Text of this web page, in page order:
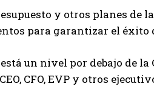
y otros planes de
para garantizar el éxito
un nivel por debajo de la
CFO, EVP y otros